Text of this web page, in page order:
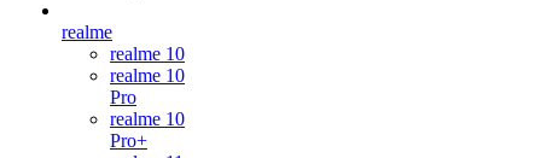
realme
realme 10
realme 10
Pro
realme 10
Pro+